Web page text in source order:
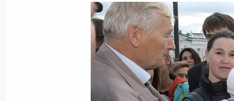
3 сентября 2018 года,